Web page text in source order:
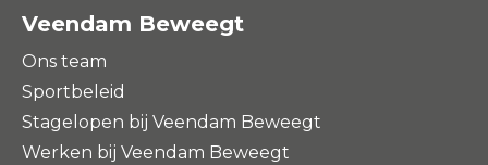
Veendam Beweegt
Ons team
Sportbeleid
Stagelopen bij Veendam Beweegt
Werken bij Veendam Beweegt